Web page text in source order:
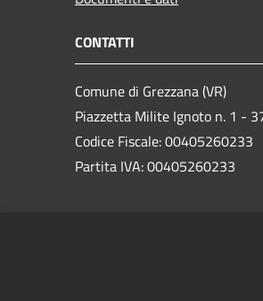
CONTATTI
Comune di Grezzana (VR)
Piazzetta Milite Ignoto n. 1 -
Codice Fiscale: 00405260233
Partita IVA: 00405260233